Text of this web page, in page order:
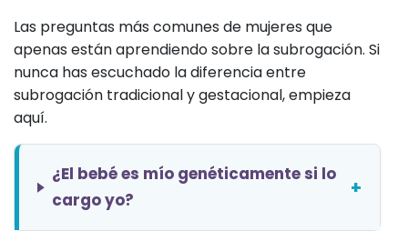
Las preguntas más comunes de mujeres que
apenas están aprendiendo sobre la subrogación. Si
nunca has escuchado la diferencia entre
subrogación tradicional y gestacional, empieza
aquí.
¿El bebé es mío genéticamente si lo
cargo yo?
+